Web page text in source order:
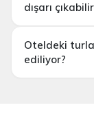
dışarı
Oteldeki
ediliyor?